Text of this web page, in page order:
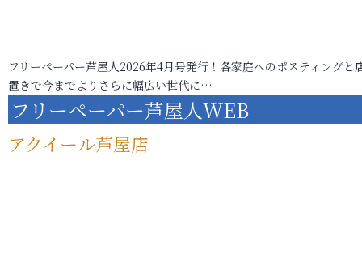
フリーペーパー芦屋人2026年4月号発行！各家庭へのポスティングと
置きで今までよりさらに幅広い世代に…
フリーペーパー芦屋人WEB
アクイール芦屋店